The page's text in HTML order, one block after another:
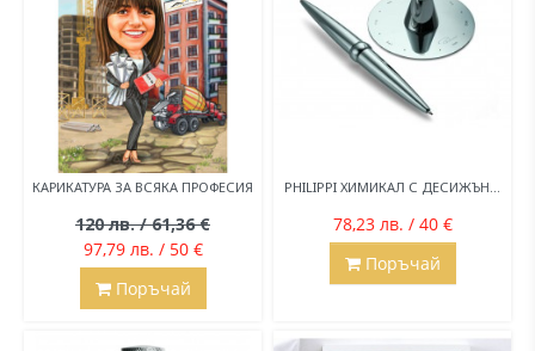
КАРИКАТУРА ЗА ВСЯКА ПРОФЕСИЯ
120 лв. / 61,36 €
97,79 лв. / 50 €
Поръчай
PHILIPPI ХИМИКАЛ С ДЕСИЖЪН...
78,23 лв. / 40 €
Поръчай